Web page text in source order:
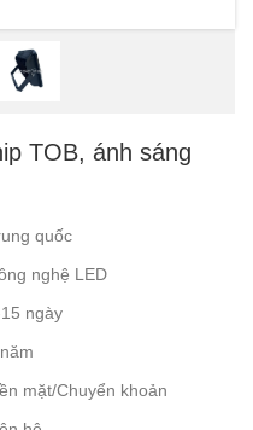
TOB, ánh sáng
quốc
nghệ LED
ngày
mặt/Chuyển khoản